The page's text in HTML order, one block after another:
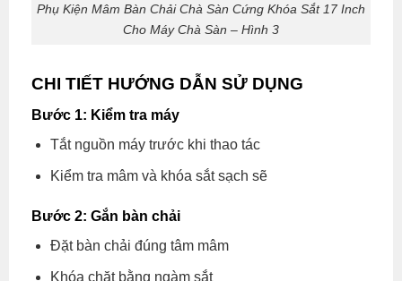
Phụ Kiện Mâm Bàn Chải Chà Sàn Cứng Khóa Sắt 17 Inch
Cho Máy Chà Sàn – Hình 3
CHI TIẾT HƯỚNG DẪN SỬ DỤNG
Bước 1: Kiểm tra máy
Tắt nguồn máy trước khi thao tác
Kiểm tra mâm và khóa sắt sạch sẽ
Bước 2: Gắn bàn chải
Đặt bàn chải đúng tâm mâm
Khóa chặt bằng ngàm sắt